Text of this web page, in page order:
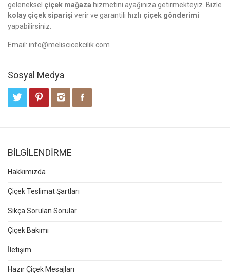
geleneksel çiçek mağaza hizmetini ayağınıza getirmekteyiz. Bizle
kolay çiçek siparişi verir ve garantili hızlı çiçek gönderimi
yapabilirsiniz.
Email: info@meliscicekcilik.com
Sosyal Medya
BİLGİLENDİRME
Hakkımızda
Çiçek Teslimat Şartları
Sıkça Sorulan Sorular
Çiçek Bakımı
İletişim
Hazır Çiçek Mesajları